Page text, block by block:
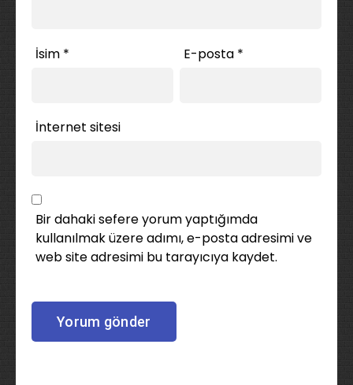
İsim * E-posta *
İnternet sitesi
Bir dahaki sefere yorum yaptığımda
kullanılmak üzere adımı, e-posta adresimi ve
web site adresimi bu tarayıcıya kaydet.